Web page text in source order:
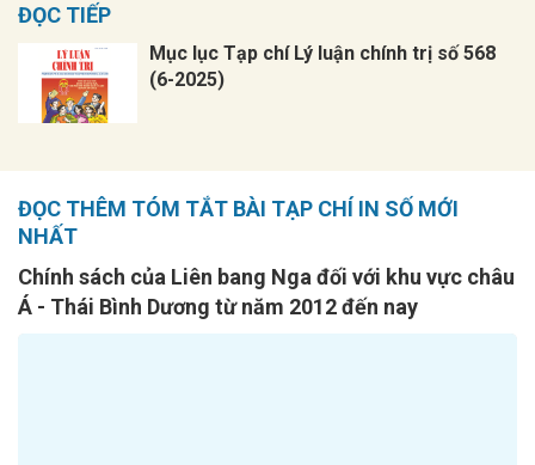
ĐỌC TIẾP
Mục lục Tạp chí Lý luận chính trị số 568
(6-2025)
ĐỌC THÊM TÓM TẮT BÀI TẠP CHÍ IN SỐ MỚI
NHẤT
Chính sách của Liên bang Nga đối với khu vực châu
Á - Thái Bình Dương từ năm 2012 đến nay